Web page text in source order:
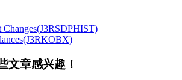
Changes(J3RSDPHIST)
文章感兴趣！